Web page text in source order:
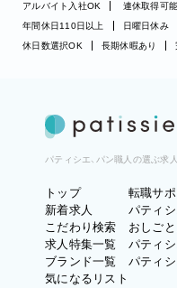
アルバイト入社OK
連休取得可能
年間休日110日以上
日曜日休み
休日数選択OK
長期休暇あり
パティシエ、パン職人の選ぶ求
トップ
新着求人
こだわり検索
求人特集一覧
ブランド一覧
気になるリスト
転職サポ
パティ
おしご
パティ
パティ